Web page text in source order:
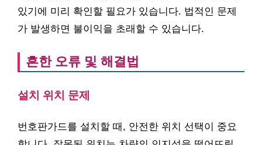
있기에 미리 확인할 필요가 있습니다. 법적인 문제
가 발생하면 불이익을 초래할 수 있습니다.
흔한 오류 및 해결법
설치 위치 문제
번호판가드를 설치할 때, 안전한 위치 선택이 중요